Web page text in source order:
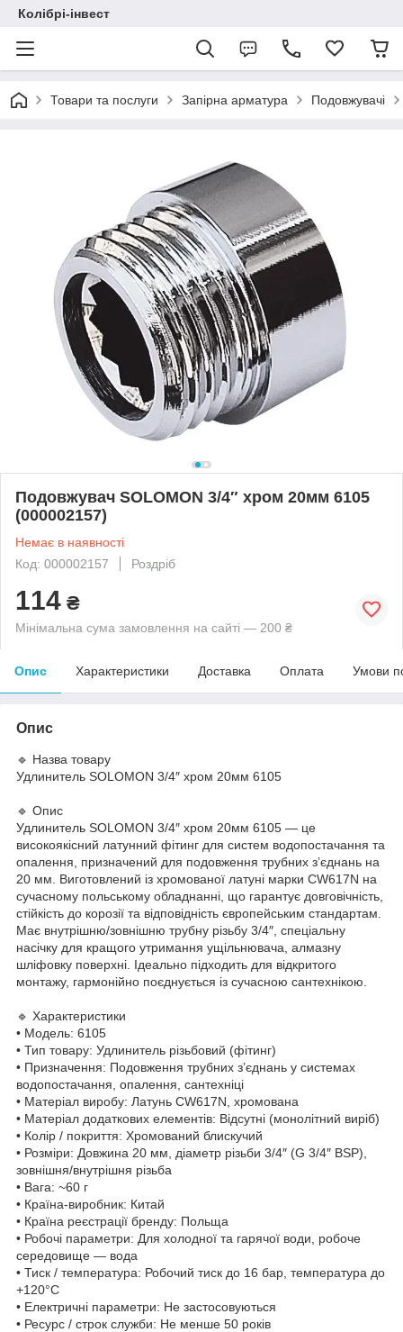
Колібрі-інвест
Товари та послуги Запірна арматура Подовжувачі
Подовжувач SOLOMON 3/4″ хром 20мм 6105
(000002157)
Немає в наявності
Код: 000002157
Роздріб
114 ₴
Мінімальна сума замовлення на сайті — 200 ₴
Опис Характеристики Доставка Оплата Умови
Опис
🔹 Назва товару
Удлинитель SOLOMON 3/4″ хром 20мм 6105
🔹 Опис
Удлинитель SOLOMON 3/4″ хром 20мм 6105 — це
високоякісний латунний фітинг для систем водопостачання та
опалення, призначений для подовження трубних з’єднань на
20 мм. Виготовлений із хромованої латуні марки CW617N на
сучасному польському обладнанні, що гарантує довговічність,
стійкість до корозії та відповідність європейським стандартам.
Має внутрішню/зовнішню трубну різьбу 3/4″, спеціальну
насічку для кращого утримання ущільнювача, алмазну
шліфовку поверхні. Ідеально підходить для відкритого
монтажу, гармонійно поєднується із сучасною сантехнікою.
🔹 Характеристики
• Модель: 6105
• Тип товару: Удлинитель різьбовий (фітинг)
• Призначення: Подовження трубних з’єднань у системах
водопостачання, опалення, сантехніці
• Матеріал виробу: Латунь CW617N, хромована
• Матеріал додаткових елементів: Відсутні (монолітний виріб)
• Колір / покриття: Хромований блискучий
• Розміри: Довжина 20 мм, діаметр різьби 3/4″ (G 3/4″ BSP),
зовнішня/внутрішня різьба
• Вага: ~60 г
• Країна-виробник: Китай
• Країна реєстрації бренду: Польща
• Робочі параметри: Для холодної та гарячої води, робоче
середовище — вода
• Тиск / температура: Робочий тиск до 16 бар, температура до
+120°C
• Електричні параметри: Не застосовуються
• Ресурс / строк служби: Не менше 50 років